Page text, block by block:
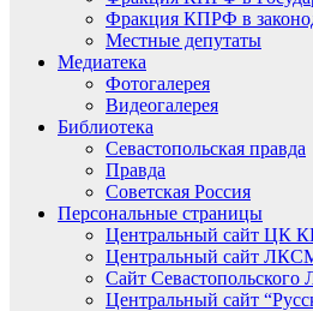
Фракция КПРФ в
Местные депутаты
Медиатека
Фотогалерея
Видеогалерея
Библиотека
Севастопольская правда
Правда
Советская Россия
Персональные страницы
Центральный сайт ЦК
Центральный сайт
Сайт
Центральный сайт